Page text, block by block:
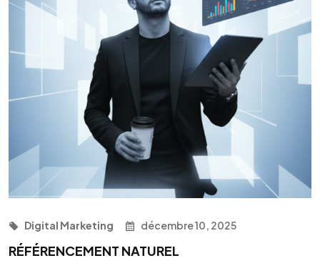
Digital Marketing décembre 10, 2025
RÉFÉRENCEMENT NATUREL